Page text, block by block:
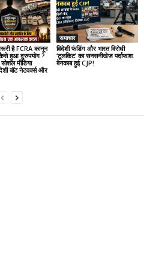
है FCRA कानून
हुआ दुरुपयोग ?
मीडिया
बॉट नेटवर्क्स और
समाचार
विदेशी फंडिंग और भारत विरोधी
‘टूलकिट’ का सनसनीखेज पर्दाफाश:
बेनकाब हुई CJP!